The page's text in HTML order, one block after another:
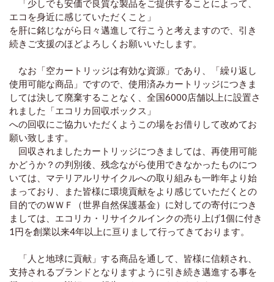
「少しでも安価で良質な製品をご提供することによって、
エコを身近に感じていただくこと」
を肝に銘じながら日々邁進して行こうと考えますので、引き
続きご支援のほどよろしくお願いいたします。
なお「空カートリッジは有効な資源」であり、「繰り返し
使用可能な商品」ですので、使用済みカートリッジにつきま
しては決して廃棄することなく、全国6000店舗以上に設置さ
れました「エコリカ回収ボックス」
への回収にご協力いただくようこの場をお借りして改めてお
願い致します。
回収されましたカートリッジにつきましては、再使用可能
かどうか？の判別後、残念ながら使用できなかったものにつ
いては、マテリアルリサイクルへの取り組みも一昨年より始
まっており、また皆様に環境貢献をより感じていただくとの
目的でのＷＷＦ（世界自然保護基金）に対しての寄付につき
ましては、エコリカ・リサイクルインクの売り上げ1個に付き
1円を創業以来4年以上に亘りまして行ってきております。
「人と地球に貢献」する商品を通して、皆様に信頼され、
支持されるブランドとなりますように引き続き邁進する事を